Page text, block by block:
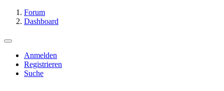
Forum
Dashboard
Anmelden
Registrieren
Suche